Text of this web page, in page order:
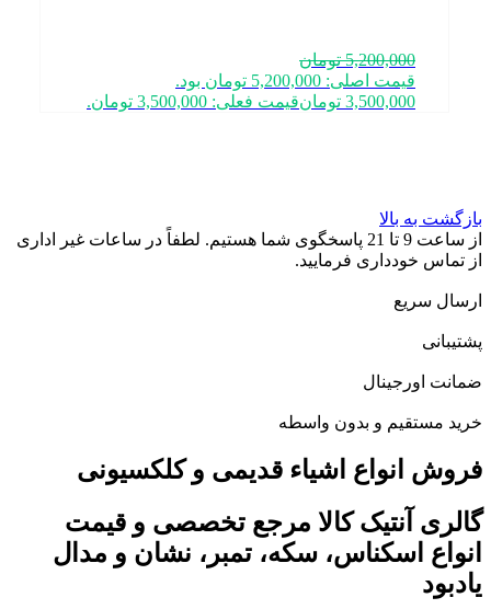
5,200,000 تومان
قیمت اصلی: 5,200,000 تومان بود.
3,500,000 تومانقیمت فعلی: 3,500,000 تومان.
بازگشت به بالا
از ساعت 9 تا 21 پاسخگوی شما هستیم. لطفاً در ساعات غیر اداری
از تماس خودداری فرمایید.
ارسال سریع
پشتیبانی
ضمانت اورجینال
خرید مستقیم و بدون واسطه
فروش انواع اشیاء قدیمی و کلکسیونی
گالری آنتیک کالا مرجع تخصصی و قیمت
انواع اسکناس، سکه، تمبر، نشان و مدال
یادبود